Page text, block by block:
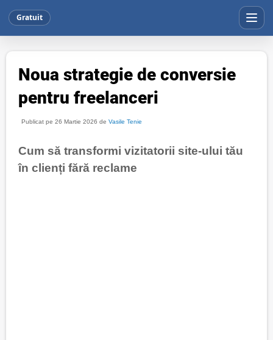
Gratuit
Noua strategie de conversie
pentru freelanceri
Publicat pe 26 Martie 2026 de Vasile Tenie
Cum să transformi vizitatorii site-ului tău
în clienți fără reclame